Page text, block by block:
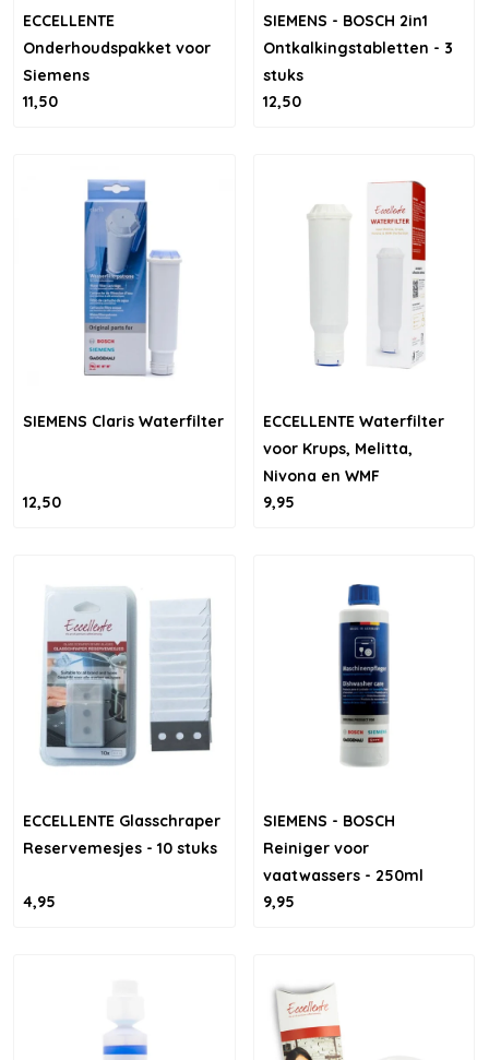
ECCELLENTE
Onderhoudspakket voor
Siemens
11,50
SIEMENS - BOSCH 2in1
Ontkalkingstabletten - 3
stuks
12,50
SIEMENS Claris Waterfilter
12,50
ECCELLENTE Waterfilter
voor Krups, Melitta,
Nivona en WMF
Perfection
9,95
ECCELLENTE Glasschraper
Reservemesjes - 10 stuks
4,95
SIEMENS - BOSCH
Reiniger voor
vaatwassers - 250ml
9,95